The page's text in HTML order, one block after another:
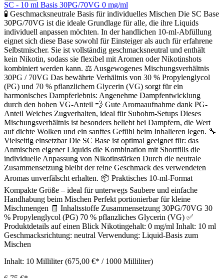
SC - 10 ml Basis 30PG/70VG 0 mg/ml
🧪 Geschmacksneutrale Basis für individuelles Mischen Die SC Base
30PG/70VG ist die ideale Grundlage für alle, die ihre Liquids
individuell anpassen möchten. In der handlichen 10-ml-Abfüllung
eignet sich diese Base sowohl für Einsteiger als auch für erfahrene
Selbstmischer. Sie ist vollständig geschmacksneutral und enthält
kein Nikotin, sodass sie flexibel mit Aromen oder Nikotinshots
kombiniert werden kann. ⚖️ Ausgewogenes Mischungsverhältnis
30PG / 70VG Das bewährte Verhältnis von 30 % Propylenglycol
(PG) und 70 % pflanzlichem Glycerin (VG) sorgt für ein
harmonisches Dampferlebnis: Angenehme Dampfentwicklung
durch den hohen VG-Anteil 💨 Gute Aromaaufnahme dank PG-
Anteil Weiches Zugverhalten, ideal für Subohm-Setups Dieses
Mischungsverhältnis ist besonders beliebt bei Dampfern, die Wert
auf dichte Wolken und ein sanftes Gefühl beim Inhalieren legen. 🔧
Vielseitig einsetzbar Die SC Base ist optimal geeignet für: das
Anmischen eigener Liquids die Kombination mit Shortfills die
individuelle Anpassung von Nikotinstärken Durch die neutrale
Zusammensetzung bleibt der reine Geschmack des verwendeten
Aromas unverfälscht erhalten. 📦 Praktisches 10-ml-Format
Kompakte Größe – ideal für unterwegs Saubere und einfache
Handhabung beim Mischen Perfekt portionierbar für kleine
Mischmengen 🧾 Inhaltsstoffe Zusammensetzung 30PG/70VG 30
% Propylenglycol (PG) 70 % pflanzliches Glycerin (VG) ✅
Produktdetails auf einen Blick Nikotingehalt: 0 mg/ml Inhalt: 10 ml
Geschmacksrichtung: neutral Verwendung: Liquid-Basis zum
Mischen
Inhalt: 10 Milliliter(675,00 €* / 1000 Milliliter)